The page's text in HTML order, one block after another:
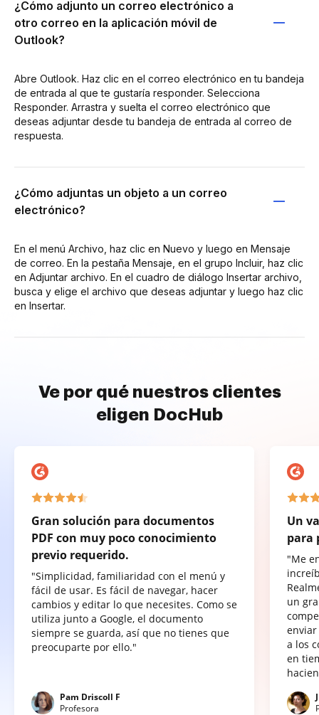
¿Cómo adjunto un correo electrónico a
otro correo en la aplicación móvil de
Outlook?
Abre Outlook. Haz clic en el correo electrónico en tu bandeja
de entrada al que te gustaría responder. Selecciona
Responder. Arrastra y suelta el correo electrónico que
deseas adjuntar desde tu bandeja de entrada al correo de
respuesta.
¿Cómo adjuntas un objeto a un correo
electrónico?
En el menú Archivo, haz clic en Nuevo y luego en Mensaje
de correo. En la pestaña Mensaje, en el grupo Incluir, haz clic
en Adjuntar archivo. En el cuadro de diálogo Insertar archivo,
busca y elige el archivo que deseas adjuntar y luego haz clic
en Insertar.
Ve por qué nuestros clientes
eligen DocHub
Gran solución para documentos
PDF con muy poco conocimiento
previo requerido.
"Simplicidad, familiaridad con el menú y
fácil de usar. Es fácil de navegar, hacer
cambios y editar lo que necesites. Como se
utiliza junto a Google, el documento
siempre se guarda, así que no tienes que
preocuparte por ello."
Pam Driscoll F
Profesora
Un
para
"Me
un
a los
en